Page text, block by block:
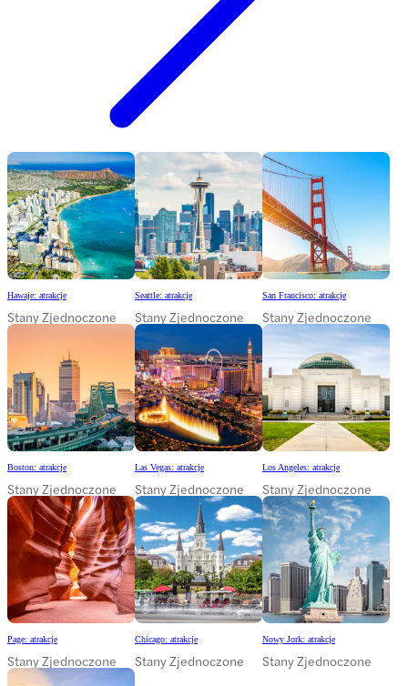
Hawaje: atrakcje
Stany Zjednoczone
Seattle: atrakcje
Stany Zjednoczone
San Francisco: atrakcje
Stany Zjednoczone
Boston: atrakcje
Stany Zjednoczone
Las Vegas: atrakcje
Stany Zjednoczone
Los Angeles: atrakcje
Stany Zjednoczone
Page: atrakcje
Stany Zjednoczone
Chicago: atrakcje
Stany Zjednoczone
Nowy Jork: atrakcje
Stany Zjednoczone